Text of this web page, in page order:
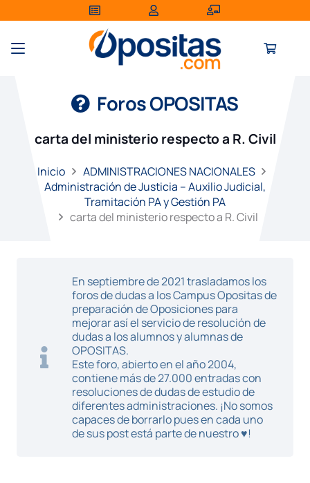
Foros OPOSITAS
carta del ministerio respecto a R. Civil
Inicio
ADMINISTRACIONES NACIONALES
Administración de Justicia – Auxilio Judicial,
Tramitación PA y Gestión PA
carta del ministerio respecto a R. Civil
En septiembre de 2021 trasladamos los
foros de dudas a los Campus Opositas de
preparación de Oposiciones para
mejorar así el servicio de resolución de
dudas a los alumnos y alumnas de
OPOSITAS.
Este foro, abierto en el año 2004,
contiene más de 27.000 entradas con
resoluciones de dudas de estudio de
diferentes administraciones. ¡No somos
capaces de borrarlo pues en cada uno
de sus post está parte de nuestro ♥!